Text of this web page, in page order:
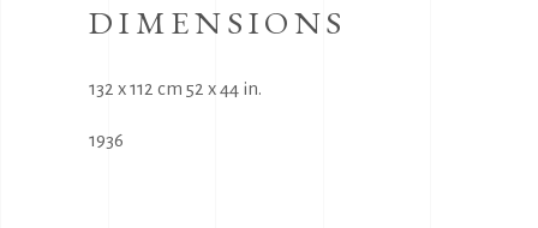
DIMENSIONS
132 x 112 cm 52 x 44 in.
1936